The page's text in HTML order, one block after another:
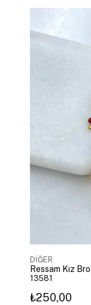
DİĞER
Ressam Kız
13581
₺250,00